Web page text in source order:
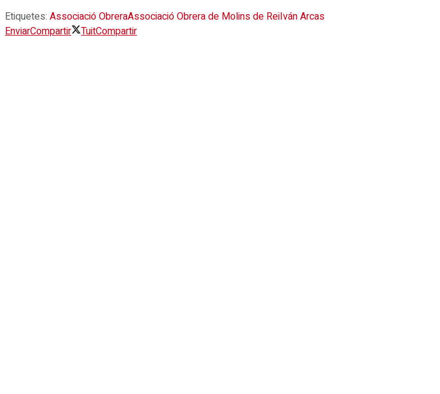
Etiquetes: Associació ObreraAssociació Obrera de Molins de ReiIván Arcas
EnviarCompartir TuitCompartir